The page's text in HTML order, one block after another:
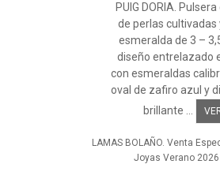
PUIG DORIA.
de perlas cultivadas
esmeralda de 3 –
diseño entrelazado
con esmeraldas
oval de zafiro azul y
brillante ...
LAMAS BOLAÑO. Venta
Joyas Verano 2026